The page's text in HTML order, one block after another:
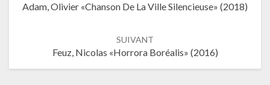
lesAdam, Olivier «Chanson De La Ville Silencieuse» (2018)
SUIVANT
Feuz, Nicolas «Horrora Boréalis» (2016)